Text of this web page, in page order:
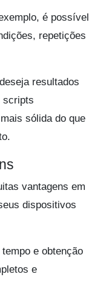
é possível
repetições
resultados
scripts
sólida do que
vantagens em
dispositivos
e obtenção
e